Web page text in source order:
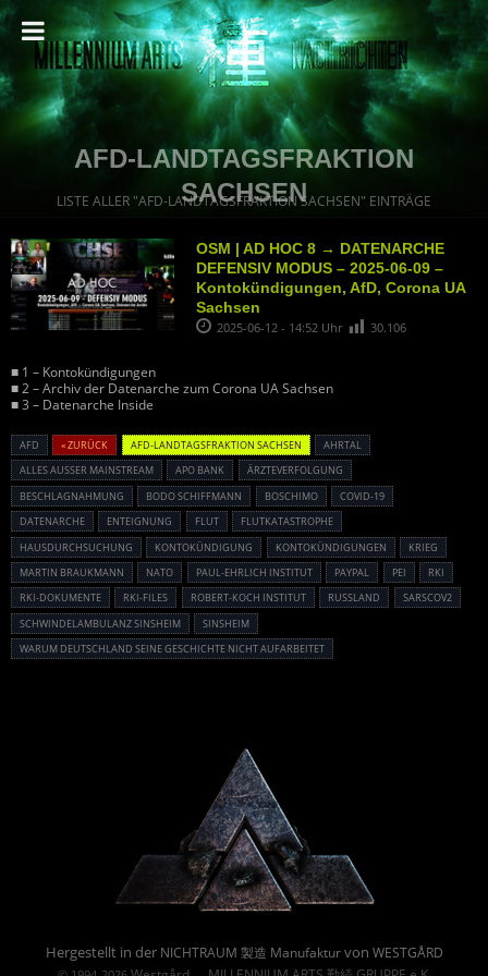
AFD-LANDTAGSFRAKTION
SACHSEN
LISTE ALLER "AFD-LANDTAGSFRAKTION SACHSEN" EINTRÄGE
OSM | AD HOC 8 → DATENARCHE
DEFENSIV MODUS – 2025-06-09 –
Kontokündigungen, AfD, Corona UA
Sachsen
2025-06-12 - 14:52 Uhr 30.106
■ 1 – Kontokündigungen
■ 2 – Archiv der Datenarche zum Corona UA Sachsen
■ 3 – Datenarche Inside
AFD « ZURÜCK AFD-LANDTAGSFRAKTION SACHSEN
AHRTAL
ALLES AUSSER MAINSTREAM
APO BANK
ÄRZTEVERFOLGUNG
BESCHLAGNAHMUNG
BODO SCHIFFMANN BOSCHIMO
COVID-19
DATENARCHE
ENTEIGNUNG FLUT
FLUTKATASTROPHE
HAUSDURCHSUCHUNG
KONTOKÜNDIGUNG KONTOKÜNDIGUNGEN
KRIEG
MARTIN BRAUKMANN
NATO PAUL-EHRLICH INSTITUT PAYPAL PEI
RKI
RKI-DOKUMENTE
RKI-FILES ROBERT-KOCH INSTITUT RUSSLAND
SARSCOV2
SCHWINDELAMBULANZ SINSHEIM
SINSHEIM
WARUM DEUTSCHLAND SEINE GESCHICHTE NICHT AUFARBEITET
Hergestellt in der NICHTRAUM 製造 Manufakturvon WESTGÅRD
Powered By :